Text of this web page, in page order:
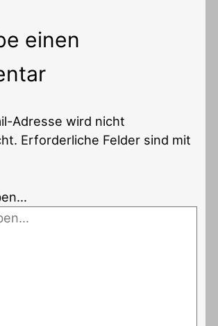
einen
Adresse wird nicht
Erforderliche Felder sind mit